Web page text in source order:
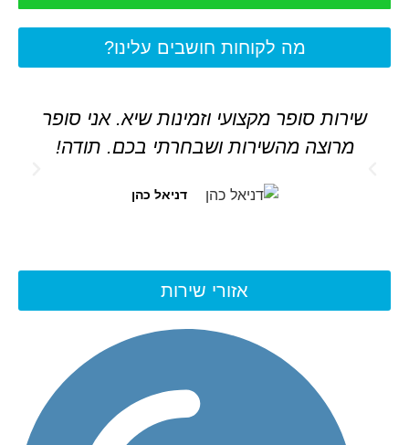
מה לקוחות חושבים עלינו?
שירות סופר מקצועי וזמינות שיא. אני סופר
מרוצה מהשירות ושבחרתי בכם. תודה!
דניאל כהן
אזורי שירות